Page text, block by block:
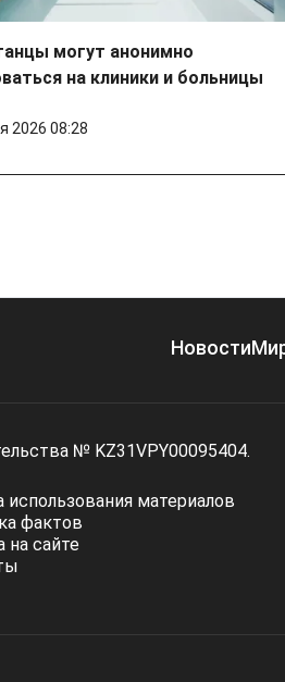
могут анонимно
на клиники и больницы
2026 08:28
Новости
№ KZ31VPY00095404.
использования материалов
фактов
на сайте